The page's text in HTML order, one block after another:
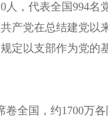
代表全国994名
产党在总结建党以
定以支部作为党的
国，约1700万各